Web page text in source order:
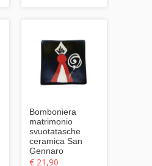
Bomboniera
matrimonio
svuotatasche
ceramica San
Gennaro
€ 21,90